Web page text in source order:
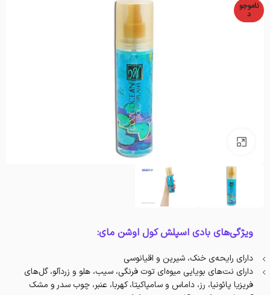
ناموجو
د
ویژگی‌های بادی اسپلش‌ کول اوشن مای:
دارای رایحه‌ی خنک، شیرین و اقیانوسی
دارای نت‌های بویایی میوه‌ای توت فرنگی، سیب، هلو و زردآلو، گل‌های
فریزیا پائونیا، رز، داماس و سامپاکیتا، کهربا، عنبر، چوب سدر و مشک